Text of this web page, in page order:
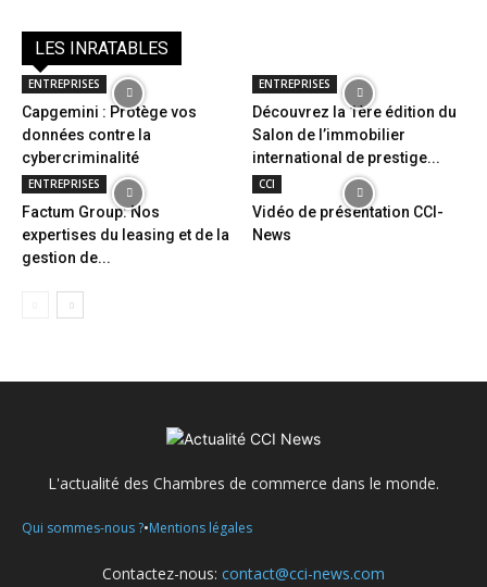
LES INRATABLES
ENTREPRISES
Capgemini : Protège vos
données contre la
cybercriminalité
ENTREPRISES
Découvrez la 1ère édition du
Salon de l’immobilier
international de prestige...
ENTREPRISES
Factum Group: Nos
expertises du leasing et de la
gestion de...
CCI
Vidéo de présentation CCI-
News
L'actualité des Chambres de commerce dans le monde.
Qui sommes-nous ?•Mentions légales
Contactez-nous: contact@cci-news.com